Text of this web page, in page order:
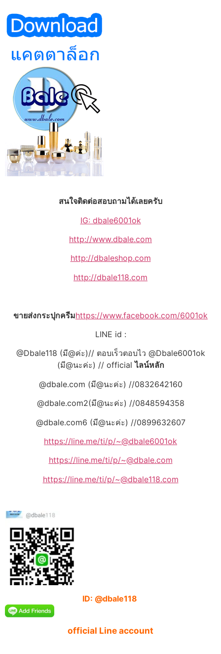
สนใจติดต่อสอบถามได้เลยครับ
IG: dbale6001ok
http://www.dbale.com
http://dbaleshop.com
http://dbale118.com
ขายส่งกระปุกครีมhttps://www.facebook.com/6001ok
LINE id :
@Dbale118 (มี@ค่ะ)// ตอบเร็วตอบไว @Dbale6001ok
(มี@นะค่ะ) // officialไลน์หลัก
@dbale.com (มี@นะค่ะ) //0832642160
@dbale.com2(มี@นะค่ะ) //0848594358
@dbale.com6 (มี@นะค่ะ) //0899632607
https://line.me/ti/p/~@dbale6001ok
https://line.me/ti/p/~@dbale.com
https://line.me/ti/p/~@dbale118.com
ID: @dbale118
official Line account